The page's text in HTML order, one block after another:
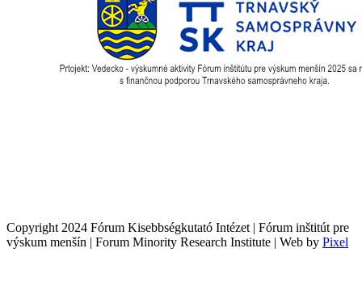
Copyright 2024 Fórum Kisebbségkutató Intézet | Fórum inštitút pre
výskum menšín | Forum Minority Research Institute | Web by Pixel